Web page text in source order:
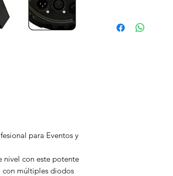
para Eventos y
nivel con este potente
con múltiples diodos